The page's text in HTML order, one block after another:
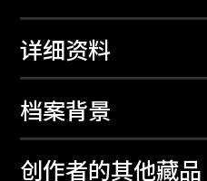
详细资料
档案背景
创作者的其他藏品